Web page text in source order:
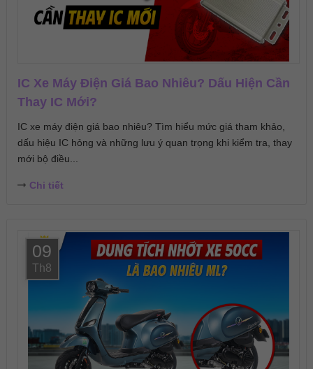
IC Xe Máy Điện Giá Bao Nhiêu? Dấu Hiện Cần
Thay IC Mới?
IC xe máy điện giá bao nhiêu? Tìm hiểu mức giá tham khảo,
dấu hiệu IC hỏng và những lưu ý quan trọng khi kiểm tra, thay
mới bộ điều...
Chi tiết
09
Th8